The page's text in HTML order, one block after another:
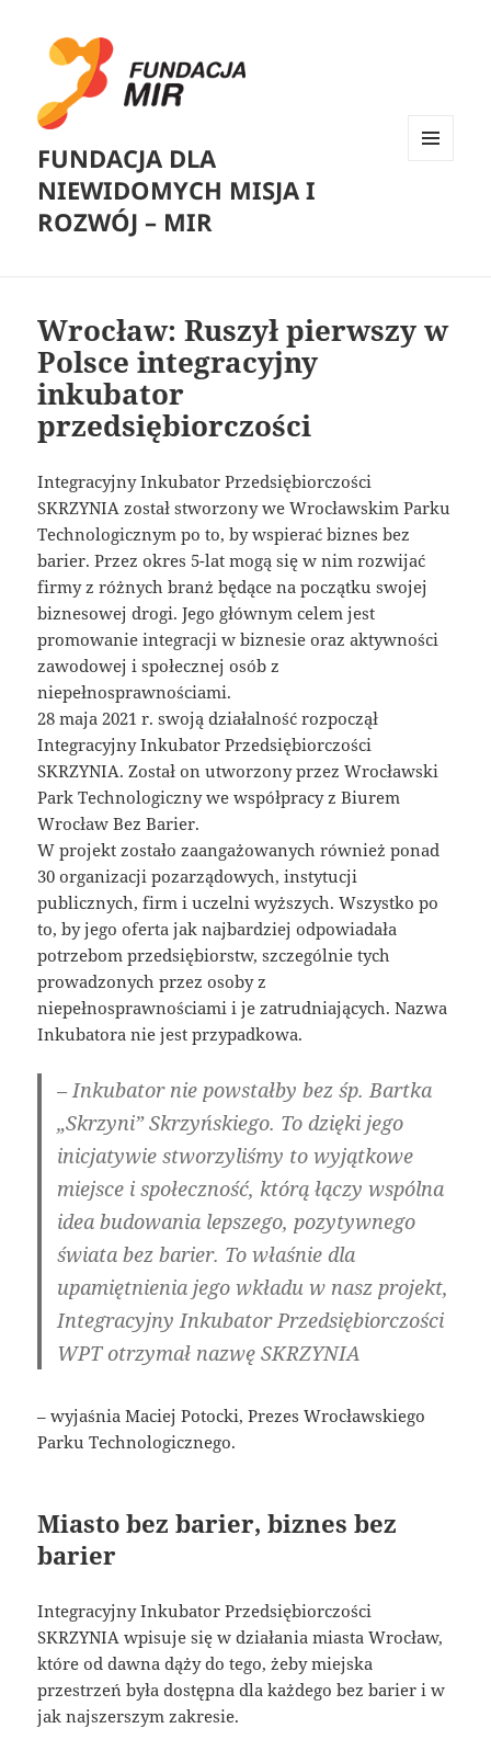
FUNDACJA DLA
NIEWIDOMYCH MISJA I
ROZWÓJ – MIR
Wrocław: Ruszył pierwszy w
Polsce integracyjny
inkubator
przedsiębiorczości
Integracyjny Inkubator Przedsiębiorczości
SKRZYNIA został stworzony we Wrocławskim Parku
Technologicznym po to, by wspierać biznes bez
barier. Przez okres 5-lat mogą się w nim rozwijać
firmy z różnych branż będące na początku swojej
biznesowej drogi. Jego głównym celem jest
promowanie integracji w biznesie oraz aktywności
zawodowej i społecznej osób z
niepełnosprawnościami.
28 maja 2021 r. swoją działalność rozpoczął
Integracyjny Inkubator Przedsiębiorczości
SKRZYNIA. Został on utworzony przez Wrocławski
Park Technologiczny we współpracy z Biurem
Wrocław Bez Barier.
W projekt zostało zaangażowanych również ponad
30 organizacji pozarządowych, instytucji
publicznych, firm i uczelni wyższych. Wszystko po
to, by jego oferta jak najbardziej odpowiadała
potrzebom przedsiębiorstw, szczególnie tych
prowadzonych przez osoby z
niepełnosprawnościami i je zatrudniających. Nazwa
Inkubatora nie jest przypadkowa.
– Inkubator nie powstałby bez śp. Bartka
„Skrzyni” Skrzyńskiego. To dzięki jego
inicjatywie stworzyliśmy to wyjątkowe
miejsce i społeczność, którą łączy wspólna
idea budowania lepszego, pozytywnego
świata bez barier. To właśnie dla
upamiętnienia jego wkładu w nasz projekt,
Integracyjny Inkubator Przedsiębiorczości
WPT otrzymał nazwę SKRZYNIA
– wyjaśnia Maciej Potocki, Prezes Wrocławskiego
Parku Technologicznego.
Miasto bez barier, biznes bez
barier
Integracyjny Inkubator Przedsiębiorczości
SKRZYNIA wpisuje się w działania miasta Wrocław,
które od dawna dąży do tego, żeby miejska
przestrzeń była dostępna dla każdego bez barier i w
jak najszerszym zakresie.